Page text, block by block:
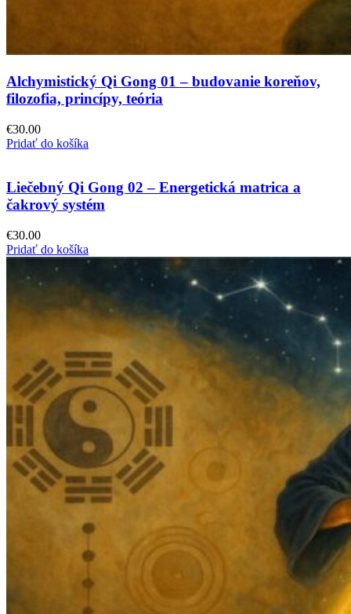
Alchymistický Qi Gong 01 – budovanie koreňov,
filozofia, princípy, teória
€30.00
Pridať do košíka
Liečebný Qi Gong 02 – Energetická matrica a
čakrový systém
€30.00
Pridať do košíka